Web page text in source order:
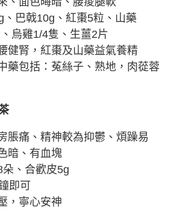
、巴戟10g、紅棗5粒、山藥
烏雞1/4隻、生薑2片
健腎，紅棗及山藥益氣養精
藥包括：菟絲子、熟地，肉蓯蓉
脹痛、精神較為抑鬱、煩躁易
暗、有血塊
、合歡皮5g
即可
，寧心安神